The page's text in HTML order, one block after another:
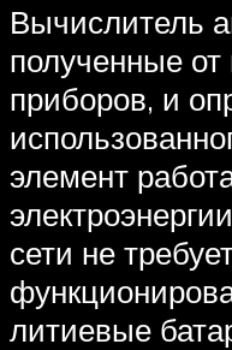
Вычислитель
полученные
приборов, и
элемент
сети не
литиевые